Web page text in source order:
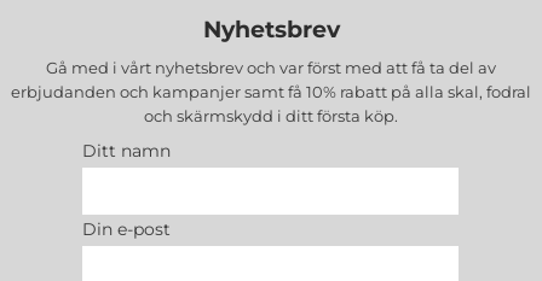
Nyhetsbrev
Gå med i vårt nyhetsbrev och var först med att få ta del av
erbjudanden och kampanjer samt få 10% rabatt på alla skal, fodral
och skärmskydd i ditt första köp.
Ditt namn
Din e-post